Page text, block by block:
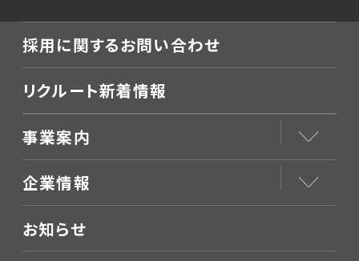
採用に関するお問い合わせ
リクルート新着情報
事業案内
企業情報
お知らせ